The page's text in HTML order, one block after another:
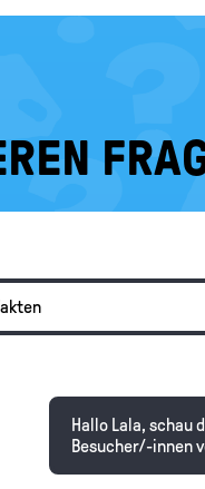
Hallo Lala, schau
Besucher/-innen